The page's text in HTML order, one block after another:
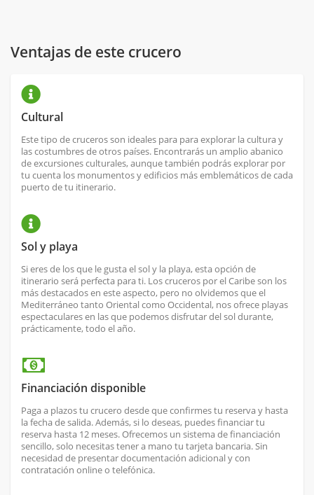
Ventajas de este crucero
Cultural
Este tipo de cruceros son ideales para para explorar la cultura y
las costumbres de otros países. Encontrarás un amplio abanico
de excursiones culturales, aunque también podrás explorar por
tu cuenta los monumentos y edificios más emblemáticos de cada
puerto de tu itinerario.
Sol y playa
Si eres de los que le gusta el sol y la playa, esta opción de
itinerario será perfecta para ti. Los cruceros por el Caribe son los
más destacados en este aspecto, pero no olvidemos que el
Mediterráneo tanto Oriental como Occidental, nos ofrece playas
espectaculares en las que podemos disfrutar del sol durante,
prácticamente, todo el año.
Financiación disponible
Paga a plazos tu crucero desde que confirmes tu reserva y hasta
la fecha de salida. Además, si lo deseas, puedes financiar tu
reserva hasta 12 meses. Ofrecemos un sistema de financiación
sencillo, solo necesitas tener a mano tu tarjeta bancaria. Sin
necesidad de presentar documentación adicional y con
contratación online o telefónica.